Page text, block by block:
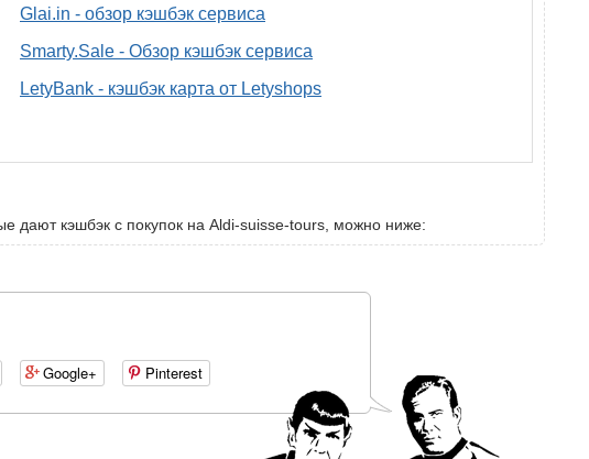
Glai.in - обзор кэшбэк сервиса
Smarty.Sale - Обзор кэшбэк сервиса
LetyBank - кэшбэк карта от Letyshops
дают кэшбэк с покупок на Aldi-suisse-tours, можно ниже:
Google+ Pinterest